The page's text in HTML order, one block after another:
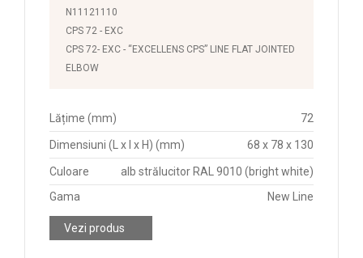
N11121110
CPS 72 - EXC
CPS 72- EXC - “EXCELLENS CPS” LINE FLAT JOINTED
ELBOW
Lățime (mm) 72
Dimensiuni (L x l x H) (mm) 68 x 78 x 130
Culoare
alb strălucitor RAL 9010 (bright white)
Gama
New Line
Vezi produs